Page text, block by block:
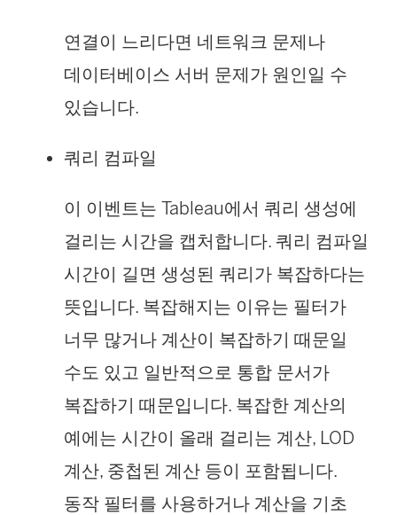
연결이 느리다면 네트워크 문제나
데이터베이스 서버 문제가 원인일 수
있습니다.
쿼리 컴파일
이 이벤트는 Tableau에서 쿼리 생성에
걸리는 시간을 캡처합니다. 쿼리 컴파일
시간이 길면 생성된 쿼리가 복잡하다는
뜻입니다. 복잡해지는 이유는 필터가
너무 많거나 계산이 복잡하기 때문일
수도 있고 일반적으로 통합 문서가
복잡하기 때문입니다. 복잡한 계산의
예에는 시간이 올래 걸리는 계산, LOD
계산, 중첩된 계산 등이 포함됩니다.
동작 필터를 사용하거나 계산을 기초